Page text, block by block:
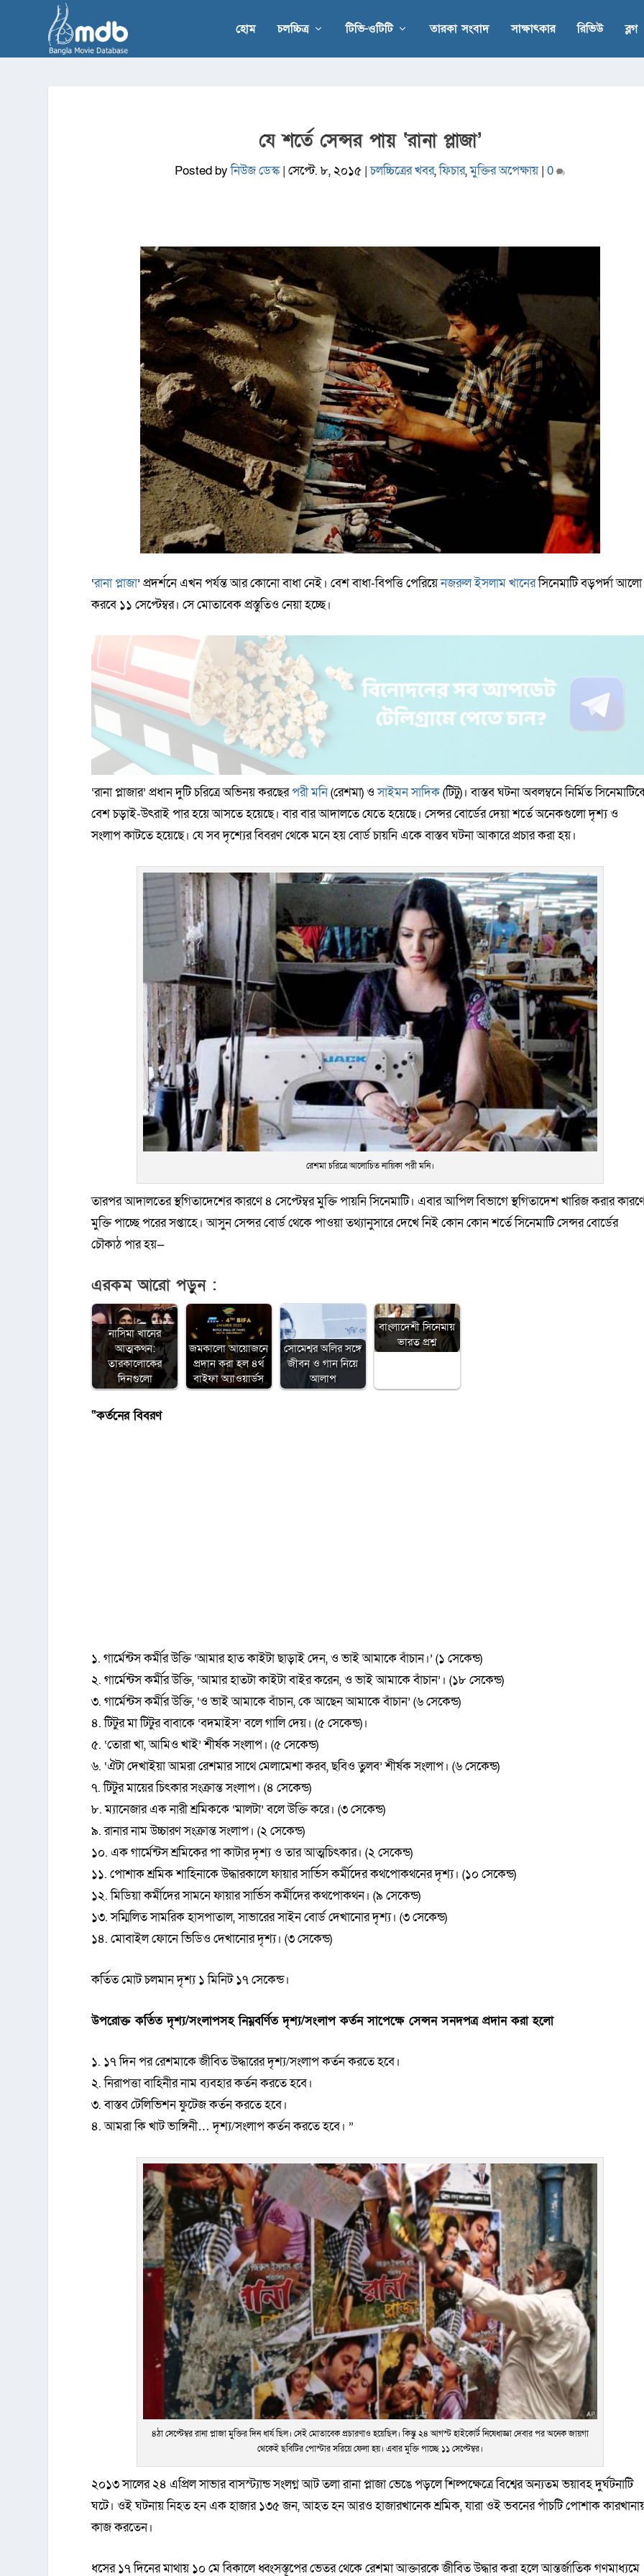
হোম চলচ্চিত্র টিভি-ওটিটি তারকা সংবাদ সাক্ষাৎকার রিভিউ ব্লগ
যে শর্তে সেন্সর পায় ‘রানা প্লাজা’
Posted byনিউজ ডেস্ক|সেপ্টে. ৮, ২০১৫ |চলচ্চিত্রের খবর,ফিচার,মুক্তির অপেক্ষায়|0
‘রানা প্লাজা’ প্রদর্শনে এখন পর্যন্ত আর কোনো বাধা নেই। বেশ বাধা-বিপত্তি পেরিয়েনজরুল ইসলাম খানেরসিনেমাটি বড়পর্দা আলো
করবে ১১‌‌ সেপ্টেম্বর। সে মোতাবেক প্রস্তুতিও নেয়া হচ্ছে।
‌‘রানা প্লাজার’ প্রধান দুটি চরিত্রে অভিনয় করছেরপরী মনি(রেশমা) ওসাইমন সাদিক(টিটু)। বাস্তব ঘটনা অবলম্বনে নির্মিত
বেশ চড়াই-উৎরাই পার হয়ে আসতে হয়েছে। বার বার আদালতে যেতে হয়েছে। সেন্সর বোর্ডের দেয়া শর্তে অনেকগুলো দৃশ্য ও
সংলাপ কাটতে হয়েছে। যে সব দৃশ্যের বিবরণ থেকে মনে হয় বোর্ড চায়নি একে বাস্তব ঘটনা আকারে প্রচার করা হয়।
রেশমা চরিত্রে আলোচিত নায়িকা পরী মনি।
তারপর আদালতের স্থগিতাদেশের কারণে ৪ সেপ্টেম্বর মুক্তি পায়নি সিনেমাটি। এবার আপিল বিভাগে স্থগিতাদেশ খারিজ করার
মুক্তি পাচ্ছে পরের সপ্তাহে। আসুন সেন্সর বোর্ড থেকে পাওয়া তথ্যানুসারে দেখে নিই কোন কোন শর্তে সিনেমাটি সেন্সর বোর্ডের
চৌকাঠ পার হয়—
এরকম আরো পড়ুন :
নাসিমা খানের
আত্মকথন:
তারকালোকের
দিনগুলো
জমকালো আয়োজনে
প্রদান করা হল ৪র্থ
বাইফা অ্যাওয়ার্ডস
সোমেশ্বর অলির সঙ্গে
জীবন ও গান নিয়ে
আলাপ
বাংলাদেশী সিনেমায়
ভারত প্রশ্ন
“কর্তনের বিবরণ
১. গার্মেন্টস কর্মীর উক্তি ‘আমার হাত কাইটা ছাড়াই দেন, ও ভাই আমাকে বাঁচান।’ (১ সেকেন্ড)
২. গার্মেন্টস কর্মীর উক্তি, ‘আমার হাতটা কাইটা বাইর করেন, ও ভাই আমাকে বাঁচান’। (১৮ সেকেন্ড)
৩. গার্মেন্টস কর্মীর উক্তি, ‘ও ভাই আমাকে বাঁচান, কে আছেন আমাকে বাঁচান’ (৬ সেকেন্ড)
৪. টিটুর মা টিটুর বাবাকে ‘বদমাইস’ বলে গালি দেয়। (৫ সেকেন্ড)।
৫. ‌‘তোরা খা, আমিও খাই’ শীর্ষক সংলাপ। (৫ সেকেন্ড)
৬. ‘ঐটা দেখাইয়া আমরা রেশমার সাথে মেলামেশা করব, ছবিও তুলব’ শীর্ষক সংলাপ। (৬ সেকেন্ড)
৭. টিটুর মায়ের চিৎকার সংক্রান্ত সংলাপ। (৪ সেকেন্ড)
৮. ম্যানেজার এক নারী শ্রমিককে ‘মালটা’ বলে উক্তি করে। (৩ সেকেন্ড)
৯. রানার নাম উচ্চারণ সংক্রান্ত সংলাপ। (২ সেকেন্ড)
১০. এক গার্মেন্টস শ্রমিকের পা কাটার দৃশ্য ও তার আত্মচিৎকার। (২ সেকেন্ড)
১১. পোশাক শ্রমিক শাহিনাকে উদ্ধারকালে ফায়ার সার্ভিস কর্মীদের কথপোকথনের দৃশ্য। (১০ সেকেন্ড)
১২. মিডিয়া কর্মীদের সামনে ফায়ার সার্ভিস কর্মীদের কথপোকথন। (৯ সেকেন্ড)
১৩. সম্মিলিত সামরিক হাসপাতাল, সাভারের সাইন বোর্ড দেখানোর দৃশ্য। (৩ সেকেন্ড)
১৪. মোবাইল ফোনে ভিডিও দেখানোর দৃশ্য। (৩ সেকেন্ড)
কর্তিত মোট চলমান দৃশ্য ১ মিনিট ১৭ সেকেন্ড।
উপরোক্ত কর্তিত দৃশ্য/সংলাপসহ নিম্নবর্ণিত দৃশ্য/সংলাপ কর্তন সাপেক্ষে সেন্সন সনদপত্র প্রদান করা হলো
১. ১৭ দিন পর রেশমাকে জীবিত উদ্ধারের দৃশ্য/সংলাপ কর্তন করতে হবে।
২. নিরাপত্তা বাহিনীর নাম ব্যবহার কর্তন করতে হবে।
৩. বাস্তব টেলিভিশন ফুটেজ কর্তন করতে হবে।
৪. আমরা কি খাট ভাঙ্গিনী… দৃশ্য/সংলাপ কর্তন করতে হবে। ”
৪ঠা সেপ্টেম্বর রানা প্লাজা মুক্তির দিন ধার্য ছিল। সেই মোতাবেক প্রচারণাও হয়েছিল। কিন্তু ২৪ আগস্ট হাইকোর্ট নিষেধাজ্ঞা দেবার পর অনেক জায়গা
থেকেই ছবিটির পোস্টার সরিয়ে ফেলা হয়। এবার মুক্তি পাচ্ছে ১১ সেপ্টেম্বর।
২০১৩ সালের ২৪ এপ্রিল সাভার বাসস্ট্যান্ড সংলগ্ন আট তলা রানা প্লাজা ভেঙে পড়লে শিল্পক্ষেত্রে বিশ্বের অন্যতম ভয়াবহ দুর্ঘটনাটি
ঘটে। ওই ঘটনায় নিহত হন এক হাজার ১৩৫ জন, আহত হন আরও হাজারখানেক শ্রমিক, যারা ওই ভবনের পাঁচটি পোশাক
কাজ করতেন।
ধসের ১৭ দিনের মাথায় ১০ মে বিকালে ধ্বংসস্তূপের ভেতর থেকে রেশমা আক্তারকে জীবিত উদ্ধার করা হলে আন্তর্জাতিক গণমাধ্যমে